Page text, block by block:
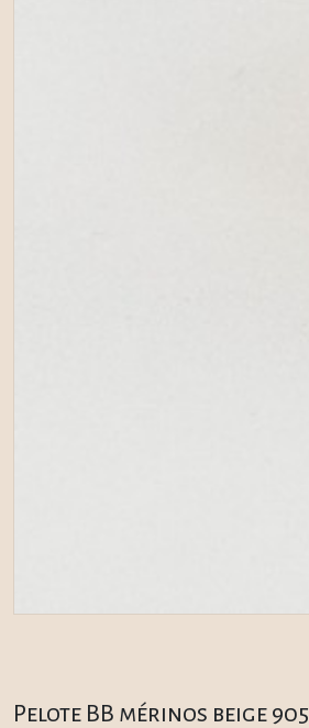
Pelote BB mérinos beige 905